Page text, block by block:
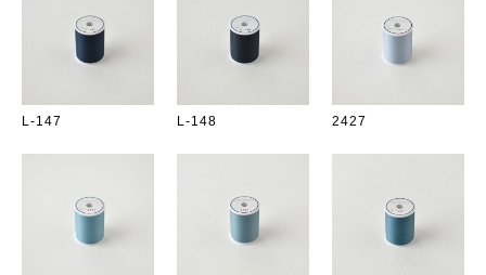
L-147 L-148 2427